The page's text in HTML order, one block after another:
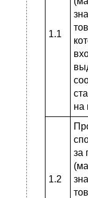
1.1
на
1.2
за